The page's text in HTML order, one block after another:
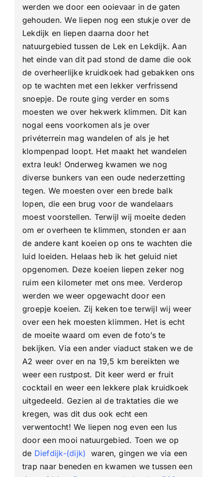
werden we door een ooievaar in de gaten
gehouden. We liepen nog een stukje over de
Lekdijk en liepen daarna door het
natuurgebied tussen de Lek en Lekdijk. Aan
het einde van dit pad stond de dame die ook
de overheerlijke kruidkoek had gebakken ons
op te wachten met een lekker verfrissend
snoepje. De route ging verder en soms
moesten we over hekwerk klimmen. Dit kan
nogal eens voorkomen als je over
privéterrein mag wandelen of als je het
klompenpad loopt. Het maakt het wandelen
extra leuk! Onderweg kwamen we nog
diverse bunkers van een oude nederzetting
tegen. We moesten over een brede balk
lopen, die een brug voor de wandelaars
moest voorstellen. Terwijl wij moeite deden
om er overheen te klimmen, stonden er aan
de andere kant koeien op ons te wachten die
luid loeiden. Helaas heb ik het geluid niet
opgenomen. Deze koeien liepen zeker nog
ruim een kilometer met ons mee. Verderop
werden we weer opgewacht door een
groepje koeien. Zij keken toe terwijl wij weer
over een hek moesten klimmen. Het is echt
de moeite waard om even de foto’s te
bekijken. Via een ander viaduct staken we de
A2 weer over en na 19,5 km bereikten we
weer een rustpost. Dit keer werd er fruit
cocktail en weer een lekkere plak kruidkoek
uitgedeeld. Gezien al de traktaties die we
kregen, was dit dus ook echt een
verwentocht! We liepen nog even een lus
door een mooi natuurgebied. Toen we op
de Diefdijk-(dijk)
waren, gingen we via een
trap naar beneden en kwamen we tussen een